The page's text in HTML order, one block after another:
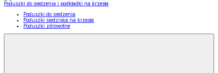
Poduszki do siedzenia i podkładki na krzesła
Poduszki do siedzenia
Poduszki siedziska na krzesła
Poduszki zdrowotne